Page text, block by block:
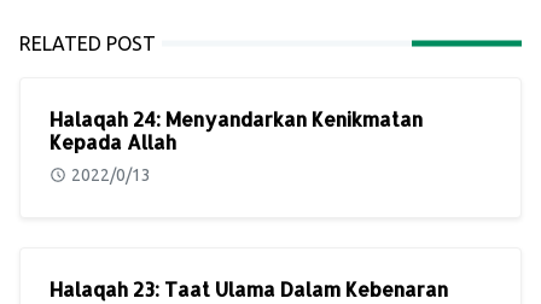
RELATED POST
Halaqah 24: Menyandarkan Kenikmatan
Kepada Allah
2022/0/13
Halaqah 23: Taat Ulama Dalam Kebenaran